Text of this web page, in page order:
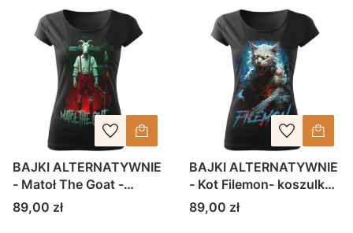
BAJKI ALTERNATYWNIE
- Matoł The Goat -
koszulka damska
Cena
89,00 zł
BAJKI ALTERNATYWNIE
- Kot Filemon- koszulka
damska
Cena
89,00 zł